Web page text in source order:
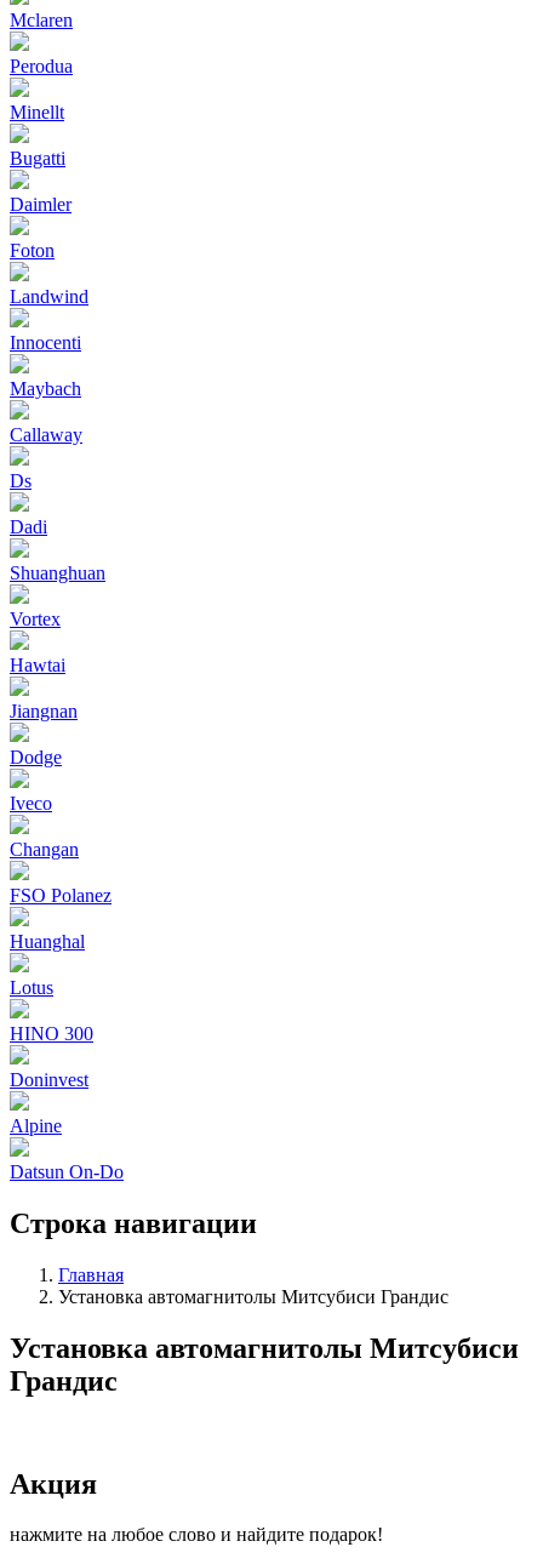
Mclaren
Perodua
Minellt
Bugatti
Daimler
Foton
Landwind
Innocenti
Maybach
Callaway
Ds
Dadi
Shuanghuan
Vortex
Hawtai
Jiangnan
Dodge
Iveco
Changan
FSO Polanez
Huanghal
Lotus
HINO 300
Doninvest
Alpine
Datsun On-Do
Строка навигации
Главная
Установка автомагнитолы Митсубиси Грандис
Установка автомагнитолы Митсубиси
Грандис
Акция
нажмите на любое слово и найдите подарок!